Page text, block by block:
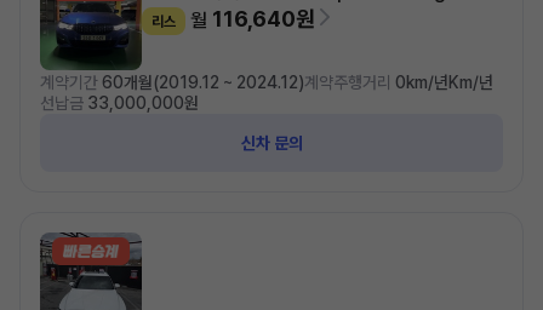
리스 월 116,640원
계약기간 60개월(2019.12 ~ 2024.12)계약주행거리 0km/년Km/년
선납금 33,000,000원
신차 문의